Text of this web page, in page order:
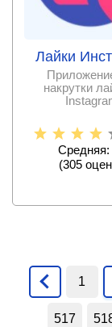
Лайки
накрутки
Средняя:
(305
1
517